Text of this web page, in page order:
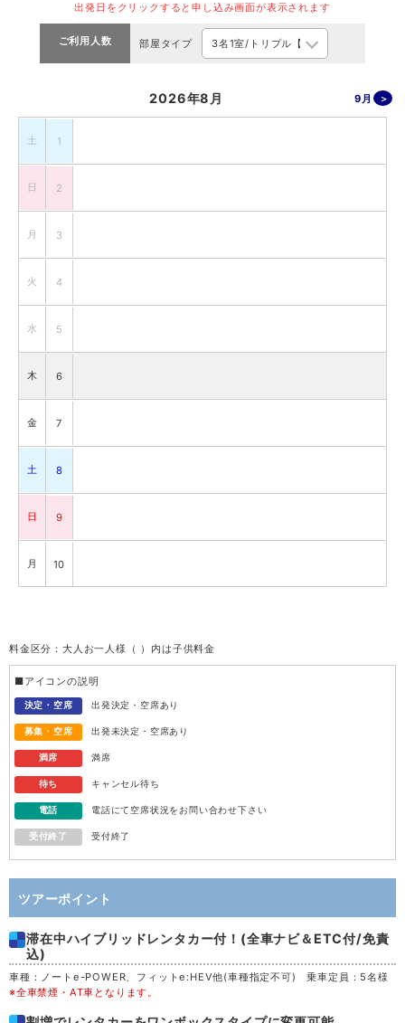
出発日をクリックすると申し込み画面が表示されます
ご利用人数 部屋タイプ
2026年8月 9月
土 1
日 2
月 3
火 4
水 5
木 6
金 7
土 8
日 9
月 10
12
木 13
金 14
日 16
月 17
火 18
水 19
料金区分：大人お一人様（ ）内は子供料金
■アイコンの説明
決定・空席 出発決定・空席あり
募集・空席 出発未決定・空席あり
満席 満席
待ち キャンセル待ち
電話 電話にて空席状況をお問い合わせ下さい
受付終了 受付終了
ツアーポイント
滞在中ハイブリッドレンタカー付！(全車ナビ＆ETC付/免責
込)
車種：ノートe-POWER、フィットe:HEV他(車種指定不可) 乗車定員：5名様
※全車禁煙・AT車となります。